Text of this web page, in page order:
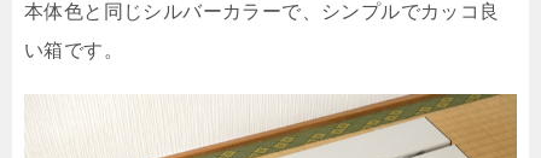
本体色と同じシルバーカラーで、シンプルでカッコ良
い箱です。